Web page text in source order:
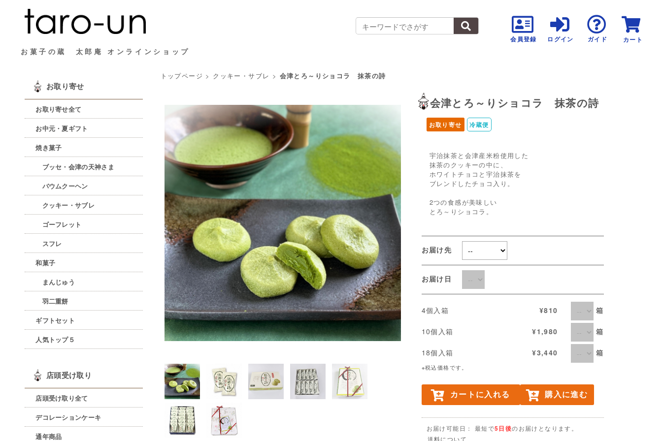
会員登録 ログイン ガイド カート
お菓子の蔵 太郎庵 オンラインショップ
お取り寄せ
お取り寄せ全て
お中元・夏ギフト
焼き菓子
ブッセ・会津の天神さま
バウムクーヘン
クッキー・サブレ
ゴーフレット
スフレ
和菓子
まんじゅう
羽二重餅
ギフトセット
人気トップ５
店頭受け取り
店頭受け取り全て
デコレーションケーキ
通年商品
トップページ > クッキー・サブレ > 会津とろ～りショコラ 抹茶の詩
会津とろ～りショコラ 抹茶の詩
お取り寄せ 冷蔵便
宇治抹茶と会津産米粉使用した
抹茶のクッキーの中に、
ホワイトチョコと宇治抹茶を
ブレンドしたチョコ入り。
2つの食感が美味しい
とろ～りショコラ。
お届け先
お届け日
4個入箱 ¥810 箱
10個入箱 ¥1,980 箱
18個入箱 ¥3,440 箱
※税込価格です。
カートに入れる 購入に進む
お届け可能日： 最短で5日後のお届けとなります。
送料について